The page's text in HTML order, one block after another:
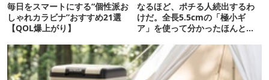
毎日をスマートにする“個性派お
しゃれカラビナ”おすすめ21選
【QOL爆上がり】
なるほど、ポチる人続出するわ
けだ。全長5.5cmの「極小ギ
ア」を使って分かったほんとの